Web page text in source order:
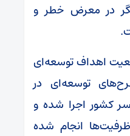
در معرض خطر و
اهداف توسعه‌ای
توسعه‌ای در
کشور اجرا شده و
انجام شده